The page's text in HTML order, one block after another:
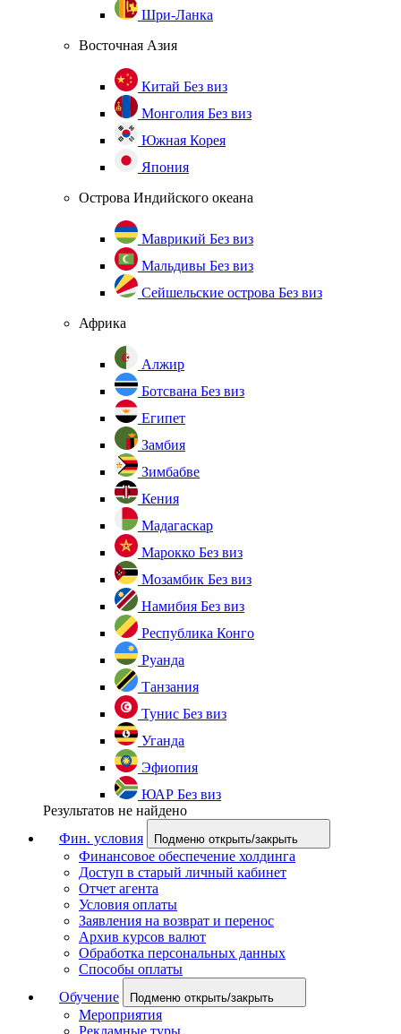
Шри-Ланка
Восточная Азия
Китай Без виз
Монголия Без виз
Южная Корея
Япония
Острова Индийского океана
Маврикий Без виз
Мальдивы Без виз
Сейшельские острова Без виз
Африка
Алжир
Ботсвана Без виз
Египет
Замбия
Зимбабве
Кения
Мадагаскар
Марокко Без виз
Мозамбик Без виз
Намибия Без виз
Республика Конго
Руанда
Танзания
Тунис Без виз
Уганда
Эфиопия
ЮАР Без виз
Результатов не найдено
Фин. условия
Подменю открыть/закрыть
Финансовое обеспечение холдинга
Доступ в старый личный кабинет
Отчет агента
Условия оплаты
Заявления на возврат и перенос
Архив курсов валют
Обработка персональных данных
Способы оплаты
Обучение
Подменю открыть/закрыть
Мероприятия
Рекламные туры